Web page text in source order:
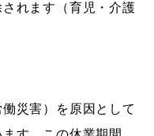
れます（育児・介護
災害）を原因として